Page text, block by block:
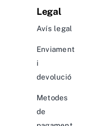
Legal
Avís legal
Enviament
i
devolució
Metodes
de